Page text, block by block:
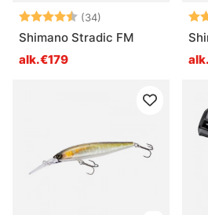
Arvio: (34)
4.8 5:sta tähdestä
Shimano Stradic FM
alk.€179